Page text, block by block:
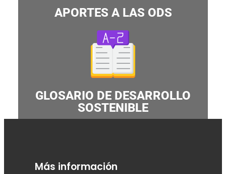
APORTES A LAS ODS
GLOSARIO DE DESARROLLO
SOSTENIBLE
Más información